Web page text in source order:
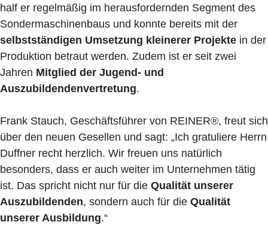
half er regelmäßig im herausfordernden Segment des
Sondermaschinenbaus und konnte bereits mit der
selbstständigen Umsetzung kleinerer Projekte in der
Produktion betraut werden. Zudem ist er seit zwei
Jahren Mitglied der Jugend- und
Auszubildendenvertretung.
Frank Stauch, Geschäftsführer von REINER®, freut sich
über den neuen Gesellen und sagt: „Ich gratuliere Herrn
Duffner recht herzlich. Wir freuen uns natürlich
besonders, dass er auch weiter im Unternehmen tätig
ist. Das spricht nicht nur für die Qualität unserer
Auszubildenden, sondern auch für die Qualität
unserer Ausbildung.“